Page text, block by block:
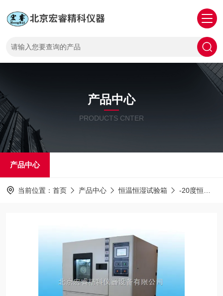
产品中心
PRODUCTS CNTER
产品中心
当前位置： 首页 产品中心 恒温恒湿试验箱 -20度恒温恒湿试验箱